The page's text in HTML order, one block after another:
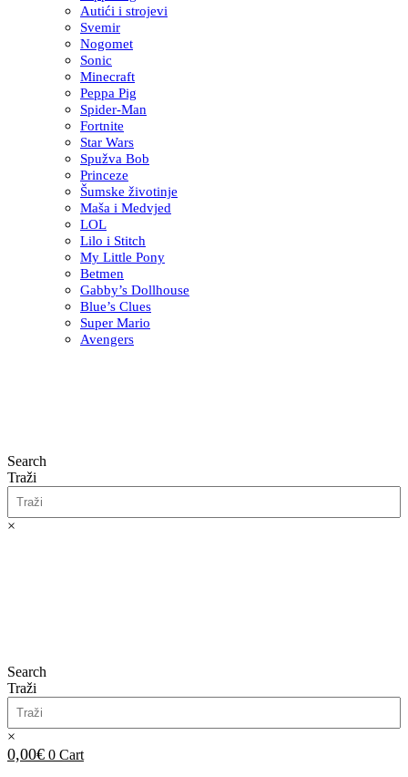
Autići i strojevi
Svemir
Nogomet
Sonic
Minecraft
Peppa Pig
Spider-Man
Fortnite
Star Wars
Spužva Bob
Princeze
Šumske životinje
Maša i Medvjed
LOL
Lilo i Stitch
My Little Pony
Betmen
Gabby’s Dollhouse
Blue’s Clues
Super Mario
Avengers
Search
Traži
×
Search
Traži
×
0,00€ 0 Cart